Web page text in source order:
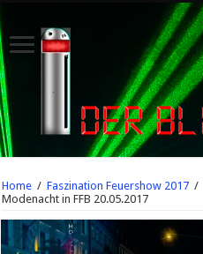
Home / Faszination Feuershow 2017 /
Modenacht in FFB 20.05.2017